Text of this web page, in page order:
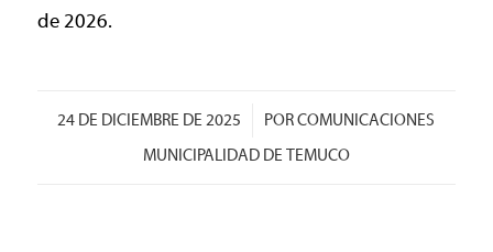
de 2026.
24 DE DICIEMBRE DE 2025
/ PORCOMUNICACIONES
MUNICIPALIDAD DE TEMUCO